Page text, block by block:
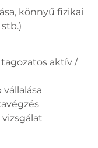
könnyű fizikai
aktív /